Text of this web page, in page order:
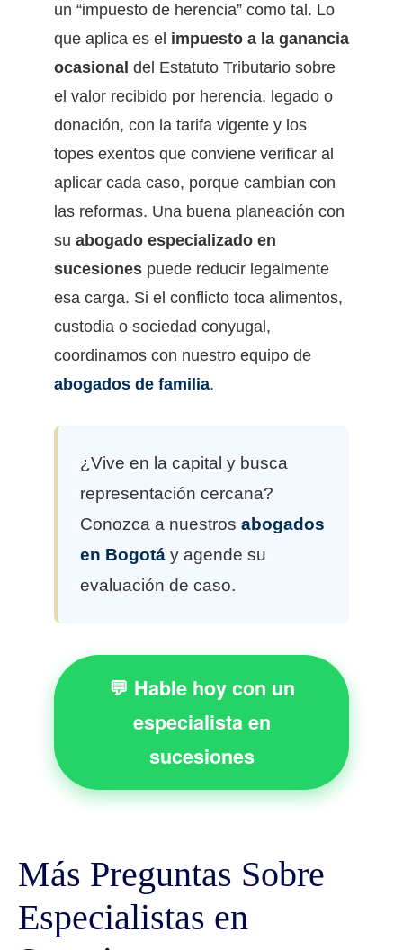
un “impuesto de herencia” como tal. Lo
que aplica es el impuesto a la ganancia
ocasional del Estatuto Tributario sobre
el valor recibido por herencia, legado o
donación, con la tarifa vigente y los
topes exentos que conviene verificar al
aplicar cada caso, porque cambian con
las reformas. Una buena planeación con
su abogado especializado en
sucesiones puede reducir legalmente
esa carga. Si el conflicto toca alimentos,
custodia o sociedad conyugal,
coordinamos con nuestro equipo de
abogados de familia.
¿Vive en la capital y busca
representación cercana?
Conozca a nuestros abogados
en Bogotá y agende su
evaluación de caso.
💬 Hable hoy con un
especialista en
sucesiones
Más Preguntas Sobre
Especialistas en